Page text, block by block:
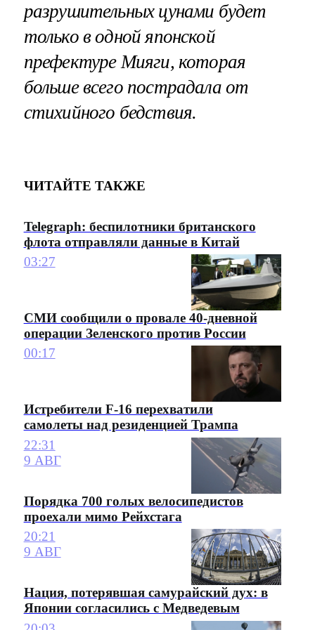
разрушительных цунами будет
только в одной японской
префектуре Мияги, которая
больше всего пострадала от
стихийного бедствия.
ЧИТАЙТЕ ТАКЖЕ
Telegraph: беспилотники британского
флота отправляли данные в Китай
03:27
СМИ сообщили о провале 40-дневной
операции Зеленского против России
00:17
Истребители F-16 перехватили
самолеты над резиденцией Трампа
22:31
9 АВГ
Порядка 700 голых велосипедистов
проехали мимо Рейхстага
20:21
9 АВГ
Нация, потерявшая самурайский дух: в
Японии согласились с Медведевым